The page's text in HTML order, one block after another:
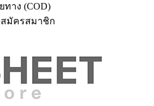
ทาง (COD)
สมัครสมาชิก